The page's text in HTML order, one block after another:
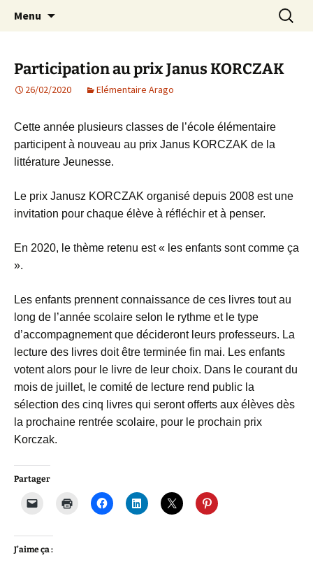
AIP Paris 14 – Association
Indépendante des Parents
d'élèves depuis 1981
Agit – s'Investit – Participe au service des
enfants du secteur scolaire Dolent-Arago-
Menu
Participation au prix Janus KORCZAK
26/02/2020 Elémentaire Arago
Cette année plusieurs classes de l’école élémentaire
participent à nouveau au prix Janus KORCZAK de la
littérature Jeunesse.
Le prix Janusz KORCZAK organisé depuis 2008 est une
invitation pour chaque élève à réfléchir et à penser.
En 2020, le thème retenu est « les enfants sont comme ça
».
Les enfants prennent connaissance de ces livres tout au
long de l’année scolaire selon le rythme et le type
d’accompagnement que décideront leurs professeurs. La
lecture des livres doit être terminée fin mai. Les enfants
votent alors pour le livre de leur choix. Dans le courant du
mois de juillet, le comité de lecture rend public la
sélection des cinq livres qui seront offerts aux élèves dès
la prochaine rentrée scolaire, pour le prochain prix
Korczak.
Partager
J’aime ça :